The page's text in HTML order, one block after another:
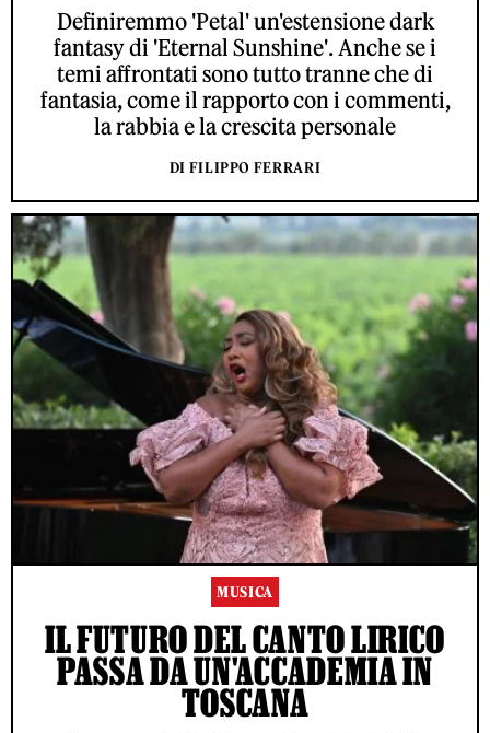
Definiremmo 'Petal' un'estensione dark
fantasy di 'Eternal Sunshine'. Anche se i
temi affrontati sono tutto tranne che di
fantasia, come il rapporto con i commenti,
la rabbia e la crescita personale
DI FILIPPO FERRARI
MUSICA
IL FUTURO DEL CANTO LIRICO
PASSA DA UN'ACCADEMIA IN
TOSCANA